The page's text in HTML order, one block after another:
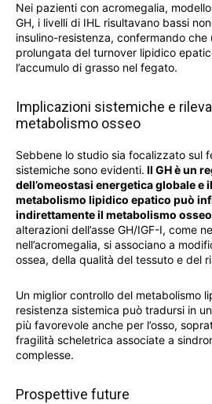
Nei pazienti con acromegalia,
GH, i livelli di IHL risultavano bassi
insulino-resistenza, confermando che
prolungata del turnover lipidico
l’accumulo di grasso nel fegato.
Implicazioni sistemiche e
metabolismo osseo
Sebbene lo studio sia focalizzato sul
sistemiche sono evidenti. Il GH è un
dell’omeostasi energetica globale e
metabolismo lipidico epatico può
indirettamente il metabolismo osseo
alterazioni dell’asse GH/IGF-I, come
nell’acromegalia, si associano a
ossea, della qualità del tessuto e del
Un miglior controllo del metabolismo
resistenza sistemica può tradursi in
più favorevole anche per l’osso,
fragilità scheletrica associate a
complesse.
Prospettive future